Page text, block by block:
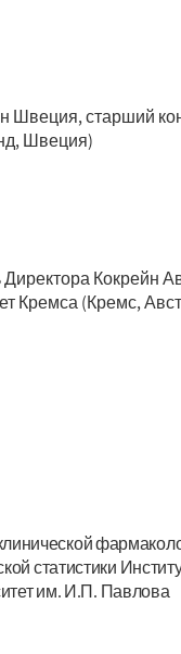
Швеция, старший
Швеция)
Директора Кокрейн
Кремса (Кремс,
статистики
им. И.П. Павлова